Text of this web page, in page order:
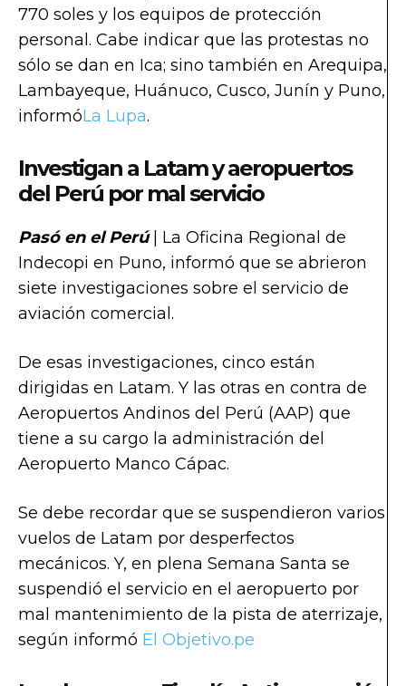
770 soles y los equipos de protección
personal. Cabe indicar que las protestas no
sólo se dan en Ica; sino también en Arequipa,
Lambayeque, Huánuco, Cusco, Junín y Puno,
informóLa Lupa.
Investigan a Latam y aeropuertos
del Perú por mal servicio
Pasó en el Perú| La Oficina Regional de
Indecopi en Puno, informó que se abrieron
siete investigaciones sobre el servicio de
aviación comercial.
De esas investigaciones, cinco están
dirigidas en Latam. Y las otras en contra de
Aeropuertos Andinos del Perú (AAP) que
tiene a su cargo la administración del
Aeropuerto Manco Cápac.
Se debe recordar que se suspendieron varios
vuelos de Latam por desperfectos
mecánicos. Y, en plena Semana Santa se
suspendió el servicio en el aeropuerto por
mal mantenimiento de la pista de aterrizaje,
según informó El Objetivo.pe